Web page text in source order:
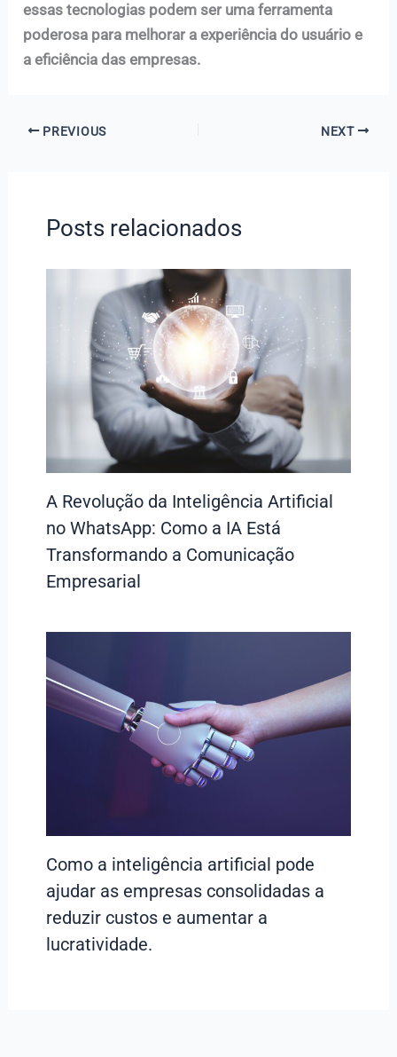
essas tecnologias podem ser uma ferramenta
poderosa para melhorar a experiência do usuário e
a eficiência das empresas.
PREVIOUS NEXT
Posts relacionados
A Revolução da Inteligência Artificial
no WhatsApp: Como a IA Está
Transformando a Comunicação
Empresarial
Como a inteligência artificial pode
ajudar as empresas consolidadas a
reduzir custos e aumentar a
lucratividade.